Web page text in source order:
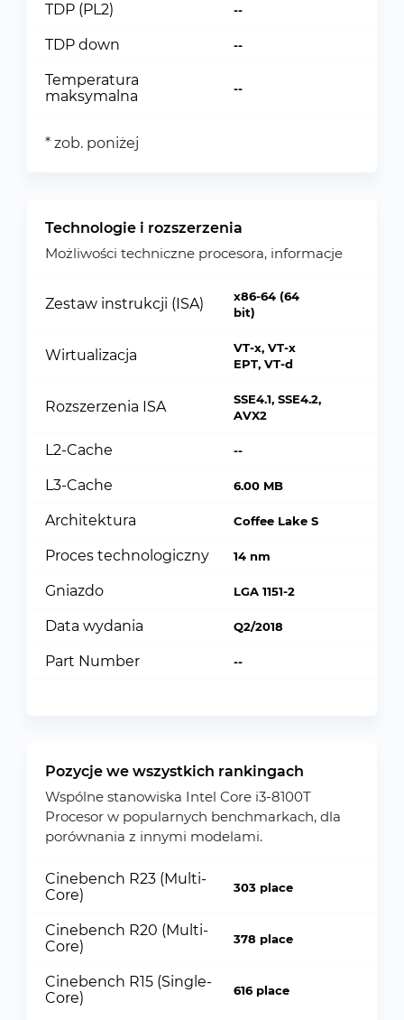
TDP (PL2) --
TDP down --
Temperatura
maksymalna
--
* zob. poniżej
Technologie i rozszerzenia
Możliwości techniczne procesora, informacje
Zestaw instrukcji (ISA)
x86-64 (64
bit)
Wirtualizacja
VT-x, VT-x
EPT, VT-d
Rozszerzenia ISA
SSE4.1, SSE4.2,
AVX2
L2-Cache --
L3-Cache 6.00 MB
Architektura Coffee Lake S
Proces technologiczny 14 nm
Gniazdo LGA 1151-2
Data wydania Q2/2018
Part Number --
Pozycje we wszystkich rankingach
Wspólne stanowiska Intel Core i3-8100T
Procesor w popularnych benchmarkach, dla
porównania z innymi modelami.
Cinebench R23 (Multi-
Core)
303 place
Cinebench R20 (Multi-
Core)
378 place
Cinebench R15 (Single-
Core)
616 place